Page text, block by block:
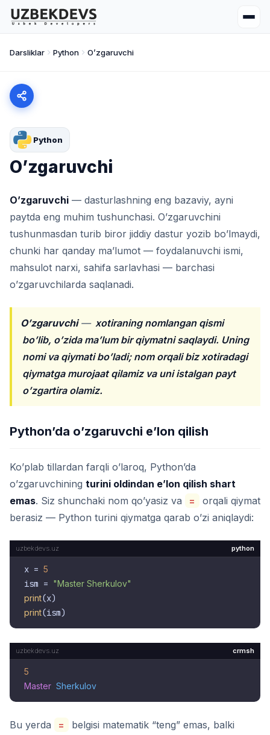
Darsliklar Python O’zgaruvchi
Python
O’zgaruvchi
O’zgaruvchi — dasturlashning eng bazaviy, ayni
paytda eng muhim tushunchasi. O’zgaruvchini
tushunmasdan turib biror jiddiy dastur yozib bo’lmaydi,
chunki har qanday ma’lumot — foydalanuvchi ismi,
mahsulot narxi, sahifa sarlavhasi — barchasi
o’zgaruvchilarda saqlanadi.
O’zgaruvchi— xotiraning nomlangan qismi
bo’lib, o’zida ma’lum bir qiymatni saqlaydi. Uning
nomi va qiymati bo’ladi; nom orqali biz xotiradagi
qiymatga murojaat qilamiz va uni istalgan payt
o’zgartira olamiz.
Python’da o’zgaruvchi e’lon qilish
Ko’plab tillardan farqli o’laroq, Python’da
o’zgaruvchining turini oldindan e’lon qilish shart
emas. Siz shunchaki nom qo’yasiz va =
orqali qiymat
berasiz — Python turini qiymatga qarab o’zi aniqlaydi:
python
x = 5
ism = "Master Sherkulov"
print
print
crmsh
5
Master Sherkulov
Bu yerda =
belgisi matematik “teng” emas, balki